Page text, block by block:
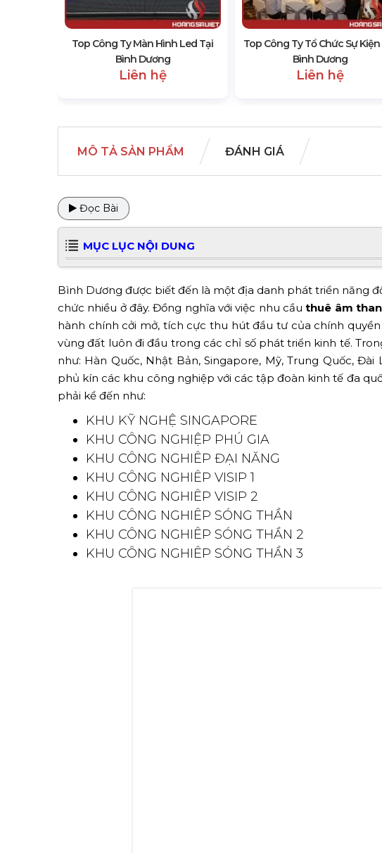
Top Công Ty Màn Hình Led Tại
Bình Dương
Liên hệ
Top Công Ty Tổ Chức Sự Kiện
Bình Dương
Liên hệ
MÔ TẢ SẢN PHẨM ĐÁNH GIÁ
Đọc Bài
MỤC LỤC NỘI DUNG
Bình Dương được biết đến là một địa danh phát triển năng
chức nhiều ở đây. Đồng nghĩa với việc nhu cầuthuê âm
hành chính cởi mở, tích cực thu hút đầu tư của chính
vùng đất luôn đi đầu trong các chỉ số phát triển kinh tế.
như: Hàn Quốc, Nhật Bản, Singapore, Mỹ, Trung Quốc,
phủ kín các khu công nghiệp với các tập đoàn kinh tế đa
phải kể đến như:
KHU KỸ NGHỆ SINGAPORE
KHU CÔNG NGHIỆP PHÚ GIA
KHU CÔNG NGHIÊP ĐẠI NĂNG
KHU CÔNG NGHIÊP VISIP 1
KHU CÔNG NGHIÊP VISIP 2
KHU CÔNG NGHIÊP SÓNG THẦN
KHU CÔNG NGHIÊP SÓNG THẦN 2
KHU CÔNG NGHIÊP SÓNG THẦN 3